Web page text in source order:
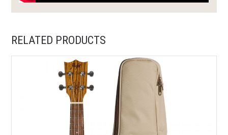
RELATED PRODUCTS